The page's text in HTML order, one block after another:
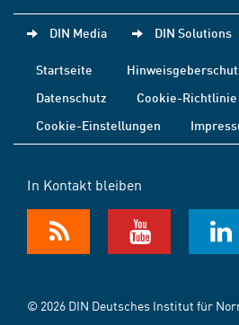
DIN Media DIN Solutions
Startseite
Datenschutz
Cookie-Richtlinie
Cookie-Einstellungen
In Kontakt bleiben
© 2026 DIN Deutsches Institut für